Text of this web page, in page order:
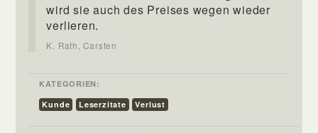
wird sie auch des Preises wegen wieder
verlieren.
K. Rath, Carsten
KATEGORIEN:
Kunde
Leserzitate Verlust